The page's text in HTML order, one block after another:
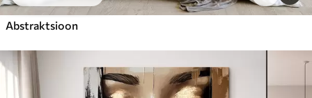
Abstraktsioon